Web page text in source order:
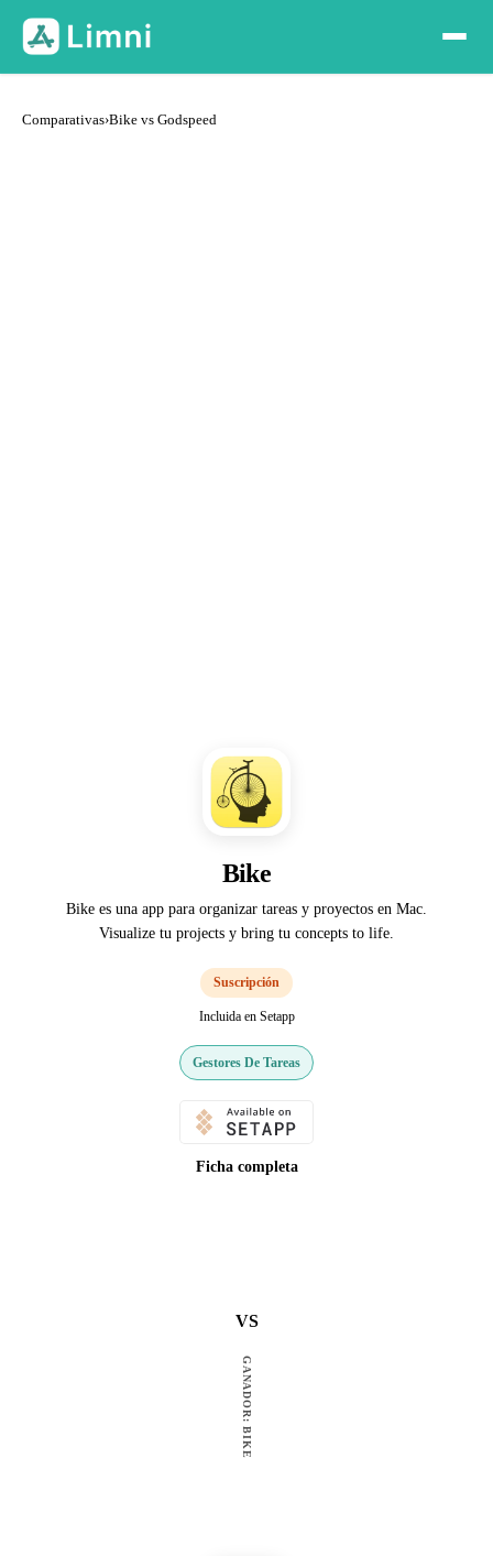
Comparativas›Bike vs Godspeed
Bike
Bike es una app para organizar tareas y proyectos en Mac.
Visualize tu projects y bring tu concepts to life.
Suscripción
Incluida en Setapp
Gestores De Tareas
Ficha completa
VS
GANADOR: BIKE